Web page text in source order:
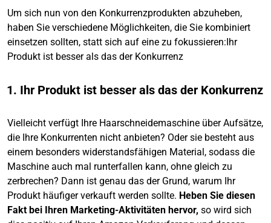
Um sich nun von den Konkurrenzprodukten abzuheben,
haben Sie verschiedene Möglichkeiten, die Sie kombiniert
einsetzen sollten, statt sich auf eine zu fokussieren:Ihr
Produkt ist besser als das der Konkurrenz
1. Ihr Produkt ist besser als das der Konkurrenz
Vielleicht verfügt Ihre Haarschneidemaschine über Aufsätze,
die Ihre Konkurrenten nicht anbieten? Oder sie besteht aus
einem besonders widerstandsfähigen Material, sodass die
Maschine auch mal runterfallen kann, ohne gleich zu
zerbrechen? Dann ist genau das der Grund, warum Ihr
Produkt häufiger verkauft werden sollte. Heben Sie diesen
Fakt bei Ihren Marketing-Aktivitäten hervor, so wird sich